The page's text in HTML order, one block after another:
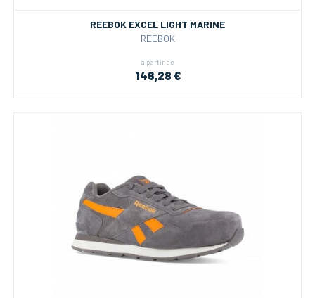
REEBOK EXCEL LIGHT MARINE
REEBOK
à partir de
146,28 €